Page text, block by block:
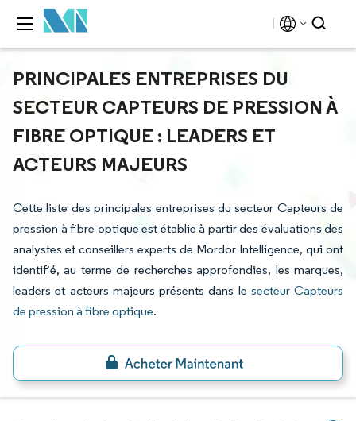
PRINCIPALES ENTREPRISES DU
SECTEUR CAPTEURS DE PRESSION À
FIBRE OPTIQUE : LEADERS ET
ACTEURS MAJEURS
Cette liste des principales entreprises du secteur Capteurs de
pression à fibre optique est établie à partir des évaluations des
analystes et conseillers experts de Mordor Intelligence, qui ont
identifié, au terme de recherches approfondies, les marques,
leaders et acteurs majeurs présents dans le secteur Capteurs
de pression à fibre optique.